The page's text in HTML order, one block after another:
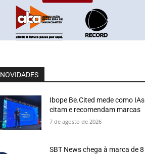
NOVIDADES
Ibope Be.Cited mede como IAs
citam e recomendam marcas
7 de agosto de 2026
SBT News chega à marca de 8